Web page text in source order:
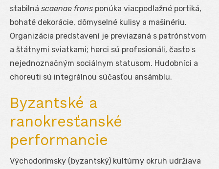
stabilná scaenae frons ponúka viacpodlažné portiká,
bohaté dekorácie, dômyselné kulisy a mašinériu.
Organizácia predstavení je previazaná s patrónstvom
a štátnymi sviatkami; herci sú profesionáli, často s
nejednoznačným sociálnym statusom. Hudobníci a
choreuti sú integrálnou súčasťou ansámblu.
Byzantské a
ranokresťanské
performancie
Východorímsky (byzantský) kultúrny okruh udržiava